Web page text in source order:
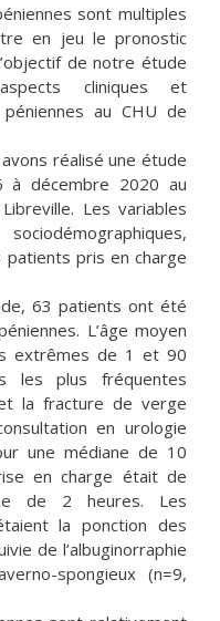
sont multiples
en jeu le pronostic
de notre étude
cliniques et
au CHU de
réalisé une étude
à décembre 2020 au
Les variables
pris en charge
63 patients ont été
L’âge moyen
extrêmes de 1 et 90
les plus fréquentes
la fracture de verge
en urologie
une médiane de 10
en charge était de
de 2 heures. Les
la ponction des
de l’albuginorraphie
spongieux (n=9,